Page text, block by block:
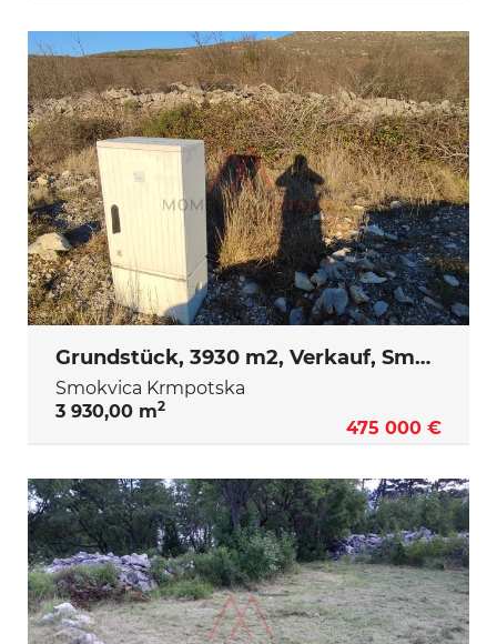
Grundstück, 3930 m2, Verkauf, Smokvica Krmpotska
Smokvica Krmpotska
3 930,00 m2
475 000 €